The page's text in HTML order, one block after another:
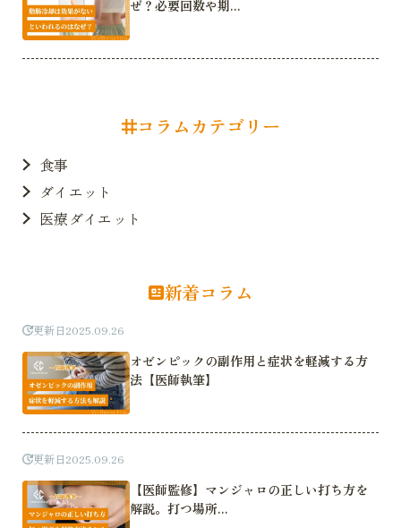
ぜ？必要回数や期...
コラムカテゴリー
食事
ダイエット
医療ダイエット
新着コラム
更新日2025.09.26
オゼンピックの副作用と症状を軽減する方
法【医師執筆】
更新日2025.09.26
【医師監修】マンジャロの正しい打ち方を
解説。打つ場所...